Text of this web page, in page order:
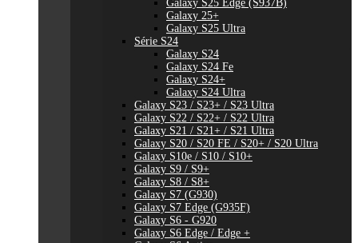
Galaxy S25 Edge (S937B)
Galaxy 25+
Galaxy S25 Ultra
Série S24
Galaxy S24
Galaxy S24 Fe
Galaxy S24+
Galaxy S24 Ultra
Galaxy S23 / S23+ / S23 Ultra
Galaxy S22 / S22+ / S22 Ultra
Galaxy S21 / S21+ / S21 Ultra
Galaxy S20 / S20 FE / S20+ / S20 Ultra
Galaxy S10e / S10 / S10+
Galaxy S9 / S9+
Galaxy S8 / S8+
Galaxy S7 (G930)
Galaxy S7 Edge (G935F)
Galaxy S6 - G920
Galaxy S6 Edge / Edge +